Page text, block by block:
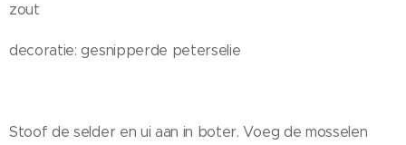
zout
decoratie: gesnipperde peterselie
Stoof de selder en ui aan in boter. Voeg de mosselen